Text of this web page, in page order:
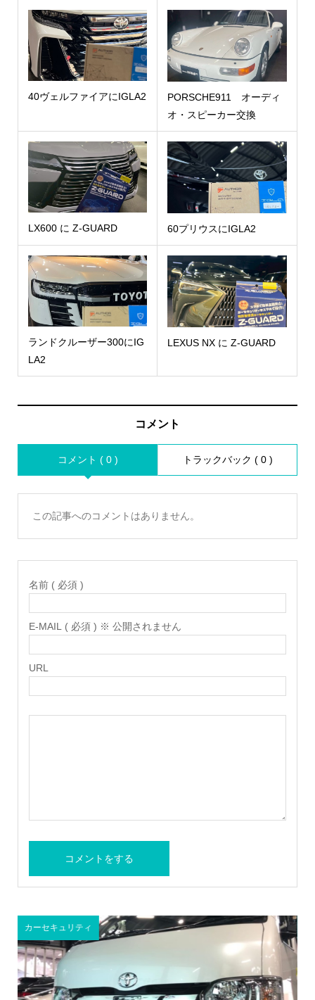
40ヴェルファイアにIGLA2
PORSCHE911 オーディ
オ・スピーカー交換
LX600 に Z-GUARD 60プリウスにIGLA2
ランドクルーザー300にIG
LA2
LEXUS NX に Z-GUARD
コメント
コメント ( 0 ) トラックバック ( 0 )
この記事へのコメントはありません。
名前 ( 必須 )
E-MAIL ( 必須 ) ※ 公開されません
URL
キュリティ その他カス